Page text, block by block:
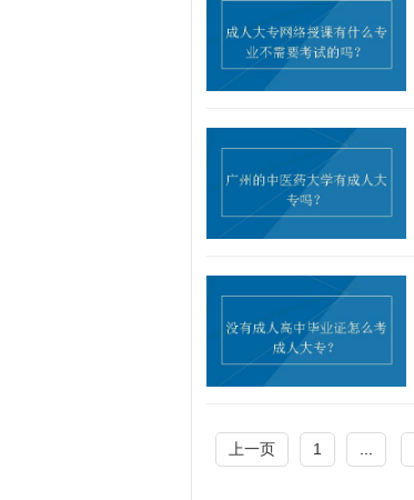
上一页 1